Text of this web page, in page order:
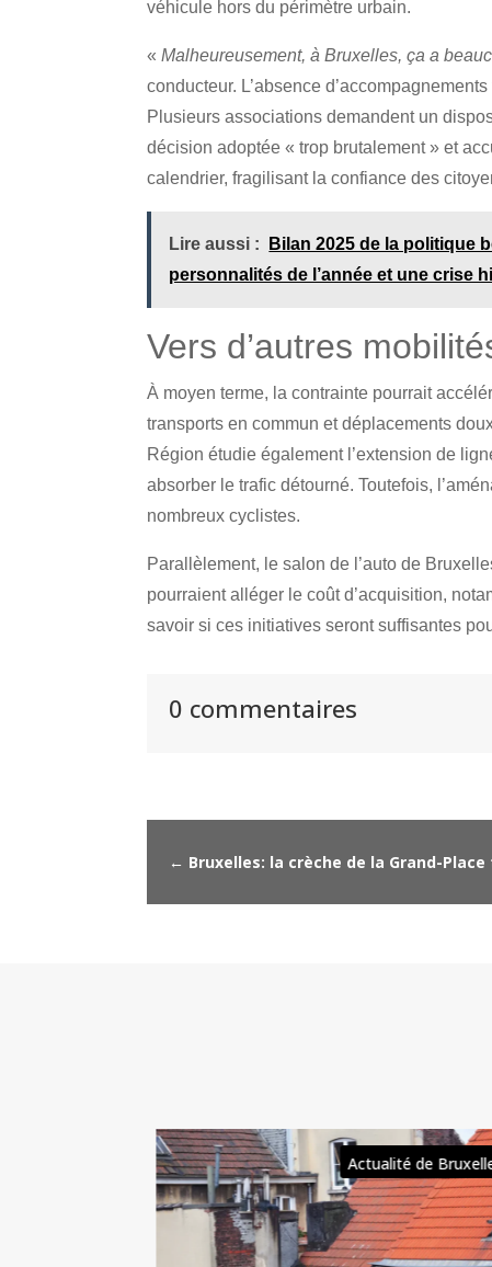
véhicule hors du périmètre urbain.
«Malheureusement, à Bruxelles, ça a
conducteur. L’absence
Plusieurs associations demandent un
décision adoptée « trop brutalement » et
calendrier, fragilisant la confiance des
Lire aussi :
Bilan 2025 de la politique
personnalités de l’année et une crise
Vers d’autres
À moyen terme, la contrainte pourrait
transports en commun et déplacements
Région étudie également l’extension de
absorber le trafic détourné. Toutefois,
nombreux cyclistes.
Parallèlement, le salon de l’auto de
pourraient alléger le coût d’acquisition,
savoir si ces initiatives seront suffisantes
0 commentaires
← Bruxelles: la crèche de la Grand-
Actualité de